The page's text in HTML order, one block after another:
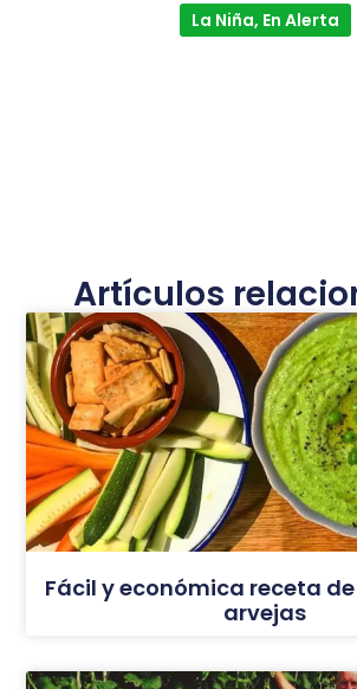
La Niña, En Alerta
Artículos
Fácil y económica receta
arvejas